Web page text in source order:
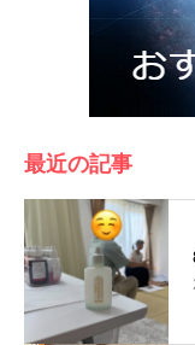
最近の記事